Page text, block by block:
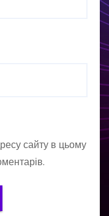
сайту в цьому